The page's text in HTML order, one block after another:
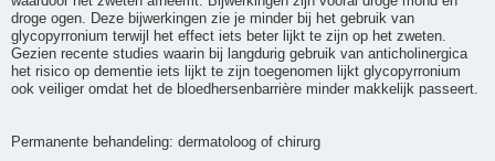
droge ogen. Deze bijwerkingen zie je minder bij het gebruik van
glycopyrronium terwijl het effect iets beter lijkt te zijn op het zweten.
Gezien recente studies waarin bij langdurig gebruik van anticholinergica
het risico op dementie iets lijkt te zijn toegenomen lijkt glycopyrronium
ook veiliger omdat het de bloedhersenbarrière minder makkelijk passeert.
Permanente behandeling: dermatoloog of chirurg